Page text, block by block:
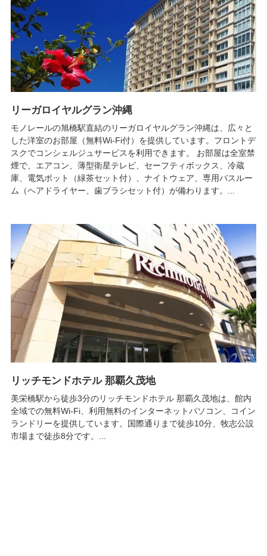
リーガロイヤルグラン沖縄
モノレールの旭橋駅直結のリーガロイヤルグラン沖縄は、広々と
した洋室のお部屋（無料Wi-Fi付）を提供しています。フロントデ
スクでコンシェルジュサービスを利用できます。 お部屋は全室禁
煙で、エアコン、薄型衛星テレビ、セーフティボックス、冷蔵
庫、電気ポット（緑茶セット付）、ナイトウェア、専用バスルー
ム（ヘアドライヤー、歯ブラシセット付）が備わります。...
リッチモンドホテル 那覇久茂地
美栄橋駅から徒歩3分のリッチモンドホテル 那覇久茂地は、館内
全域での無料Wi-Fi、利用無料のインターネットパソコン、コイン
ランドリーを提供しています。国際通りまで徒歩10分、牧志公設
市場まで徒歩8分です。...